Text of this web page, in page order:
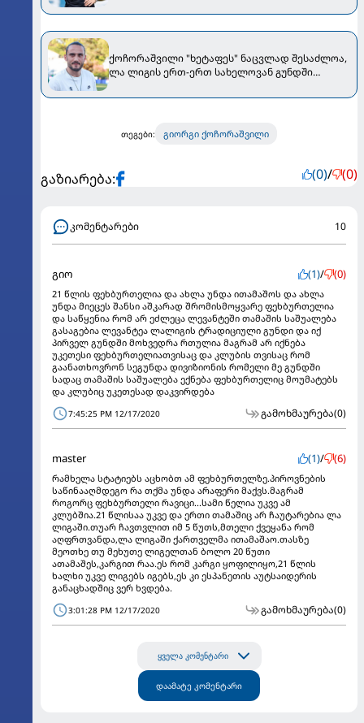
ქოჩორაშვილი "ხეტაფეს" ნაცვლად შესაძლოა,
ლა ლიგის ერთ-ერთ სახელოვან გუნდში
თეგები: გიორგი ქოჩორაშვილი
გაზიარება: (0)/ (0)
კომენტარები 10
გიო (1)/ (0)
21 წლის ფეხბურთელია და ახლა უნდა ითამაშოს და ახლა
უნდა მიეცეს შანსი აშკარად შრომისმოყვარე ფეხბურთელია
და საწყენია რომ არ ეძლეცა ლევანტეში თამაშის საშუალება
გასაგებია ლევანტეა ლალიგის ტრადიციული გუნდი და იქ
პირველ გუნდში მოხვედრა რთულია მაგრამ არ იქნება
უკეთესი ფეხბურთელიათვისაც და კლუბის თვისაც რომ
გაანათხოვრონ სეგუნდა დივიზიონის რომელი მე გუნდში
სადაც თამაშის საშუალება ექნება ფეხბურთელიც მოუმატებს
და კლუბიც უკეთესად დაკვირდება
7:45:25 PM 12/17/2020 გამოხმაურება(0)
master (1)/ (6)
რამხელა სტატიებს აცხობთ ამ ფეხბურთელზე.პიროვნების
საწინააღმდეგო რა თქმა უნდა არაფერი მაქვს.მაგრამ
როგორც ფეხბურთელი რავიცი...სამი წელია უკვე ამ
კლუბშია.21 წლისაა უკვე და ერთი თამაშიც არ ჩაუტარებია ლა
ლიგაში.თუარ ჩავთვლით იმ 5 წუთს,მთელი ქვეყანა რომ
აღფრთვანდა,ლა ლიგაში ქართველმა ითამაშაო.თასზე
მეოთხე თუ მეხუთე ლიგელთან ბოლო 20 წუთი
ათამაშეს,კარგით რაა.ეს რომ კარგი ყოფილიყო,21 წლის
ხალხი უკვე ლიგებს იგებს,ეს კი ესპანეთის აუტსაიდერის
განაცხადშიც ვერ ხვდება.
3:01:28 PM 12/17/2020 გამოხმაურება(0)
ყველა კომენტარი
დაამატე კომენტარი